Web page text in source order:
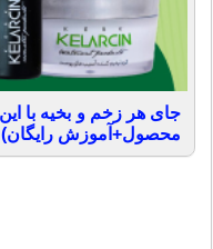
محصول+آموزش رایگان)